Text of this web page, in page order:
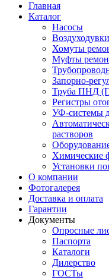
Главная
Каталог
Насосы
Воздуходувки
Хомуты
Муфты
Запорно-
Труба ПНД
Регистры
УФ-системы
растворов
Химические
Установки
О компании
Фотогалерея
Доставка и оплата
Гарантии
Документы
Опросные
Паспорта
Каталоги
Дилерство
ГОСТы